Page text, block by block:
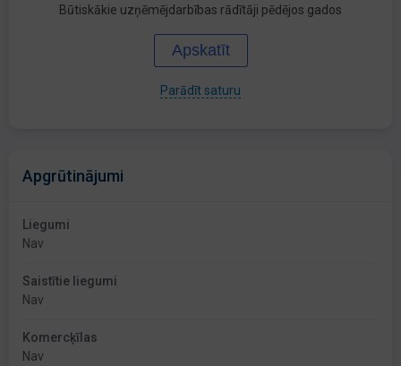
Būtiskākie uzņēmējdarbības rādītāji pēdējos gados
Apskatīt
Parādīt saturu
Apgrūtinājumi
Liegumi
Nav
Saistītie liegumi
Nav
Komercķīlas
Nav